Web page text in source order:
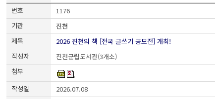
1176
진천
2026 진천의 책 [전국 글쓰기 공모전] 개최!
진천군립도서관(3개소)
2026.07.08